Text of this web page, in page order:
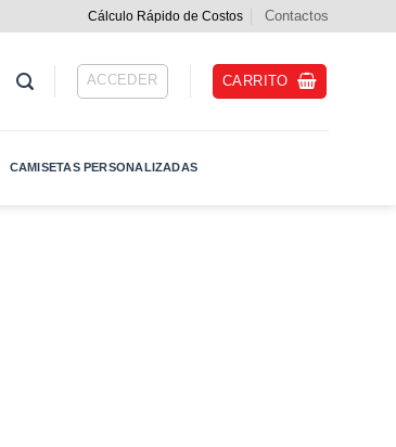
Cálculo Rápido de Costos Contactos
ACCEDER CARRITO
CAMISETAS PERSONALIZADAS